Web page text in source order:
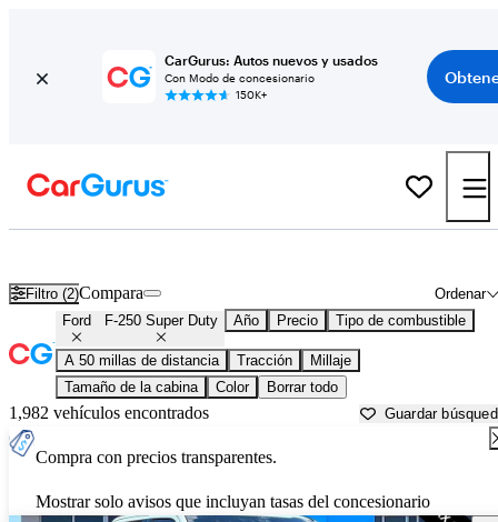
CarGurus: Autos nuevos y usados
Con Modo de concesionario
150K+
Filtro (2) Ordenar
Compara
Ford F-250 Super Duty Año Precio Tipo de combustible
A 50 millas de distancia Tracción
Millaje
Tamaño de la cabina
Color Borrar todo
1,982 vehículos encontrados Guardar
Compra con precios transparentes.
Mostrar solo avisos que incluyan tasas del concesionario